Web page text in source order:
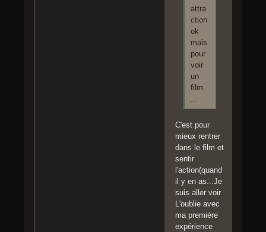
attra
ction
ok
mais
pour
voir
un
film
C'est pour
mieux rentrer
dans le film et
sentir
l'action(quand
il y en as...Je
suis aller voir
L'oublie avec
ma première
expérience